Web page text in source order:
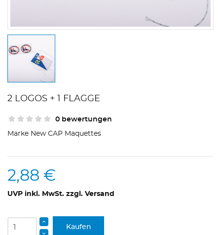
2 LOGOS + 1 FLAGGE
0 bewertungen
Marke New CAP Maquettes
2,88 €
UVP inkl. MwSt. zzgl. Versand
Kaufen